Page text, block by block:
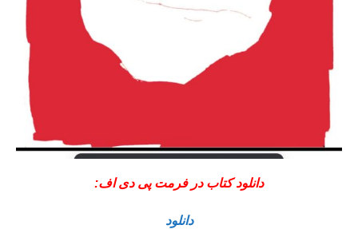
دانلود کتاب در فرمت پی دی اف:
دانلود